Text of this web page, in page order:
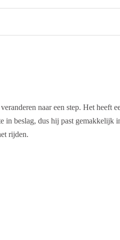
naar een step. Het heeft
beslag, dus hij past gemakkelijk
rijden.